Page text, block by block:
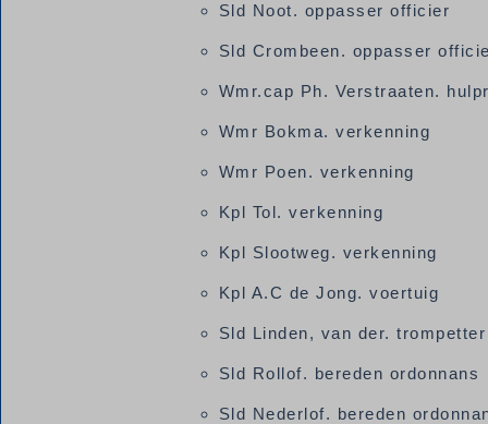
Sld Noot. oppasser officier
Sld Crombeen. oppasser
Wmr.cap Ph. Verstraaten.
Wmr Bokma. verkenning
Wmr Poen. verkenning
Kpl Tol. verkenning
Kpl Slootweg. verkenning
Kpl A.C de Jong. voertuig
Sld Linden, van der. trompetter
Sld Rollof. bereden ordonnans
Sld Nederlof. bereden